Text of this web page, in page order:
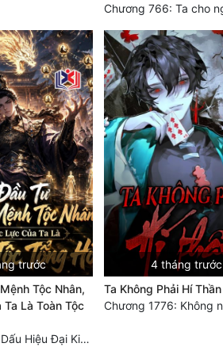
trước
Tộc Nhân,
Là Toàn Tộc
Chương 2157 Dấu Hiệu Đại Kiếp
4 tháng trước
Ta Không Phải Hí Thần